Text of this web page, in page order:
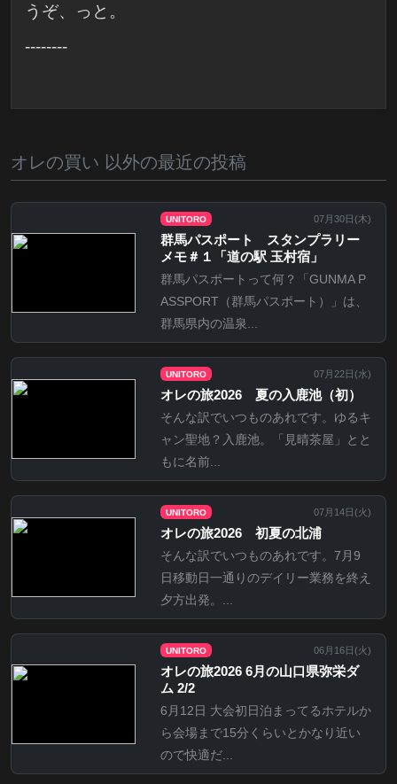
うぞ、っと。
--------
オレの買い 以外の最近の投稿
UNITORO 07月30日(木)
群馬パスポート スタンプラリー
メモ＃１「道の駅 玉村宿」
群馬パスポートって何？「GUNMA P
ASSPORT（群馬パスポート）」は、
群馬県内の温泉...
UNITORO 07月22日(水)
オレの旅2026 夏の入鹿池（初）
そんな訳でいつものあれです。ゆるキ
ャン聖地？入鹿池。「見晴茶屋」とと
もに名前...
UNITORO 07月14日(火)
オレの旅2026 初夏の北浦
そんな訳でいつものあれです。7月9
日移動日一通りのデイリー業務を終え
夕方出発。...
UNITORO 06月16日(火)
オレの旅2026 6月の山口県弥栄ダ
ム 2/2
6月12日 大会初日泊まってるホテルか
ら会場まで15分くらいとかなり近い
ので快適だ...